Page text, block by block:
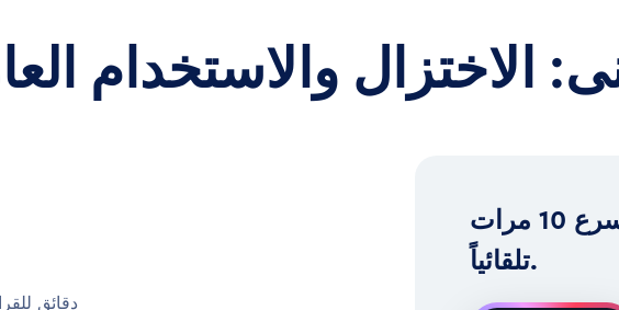
محرك النمو التلقائي المدعوم بالذكاء الاصطناعي
المراجعات المدونة
الاختزال والاستخدام
4 دقائق
نمو أسرع 10 مرات Instagram .
تلقائياً.